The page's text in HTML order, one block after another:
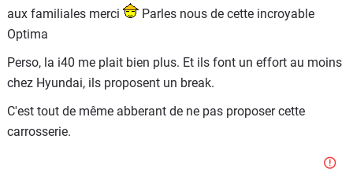
aux familiales merci
Parles nous de cette incroyable
Optima
Perso, la i40 me plait bien plus. Et ils font un effort au moins
chez Hyundai, ils proposent un break.
C'est tout de même abberant de ne pas proposer cette
carrosserie.